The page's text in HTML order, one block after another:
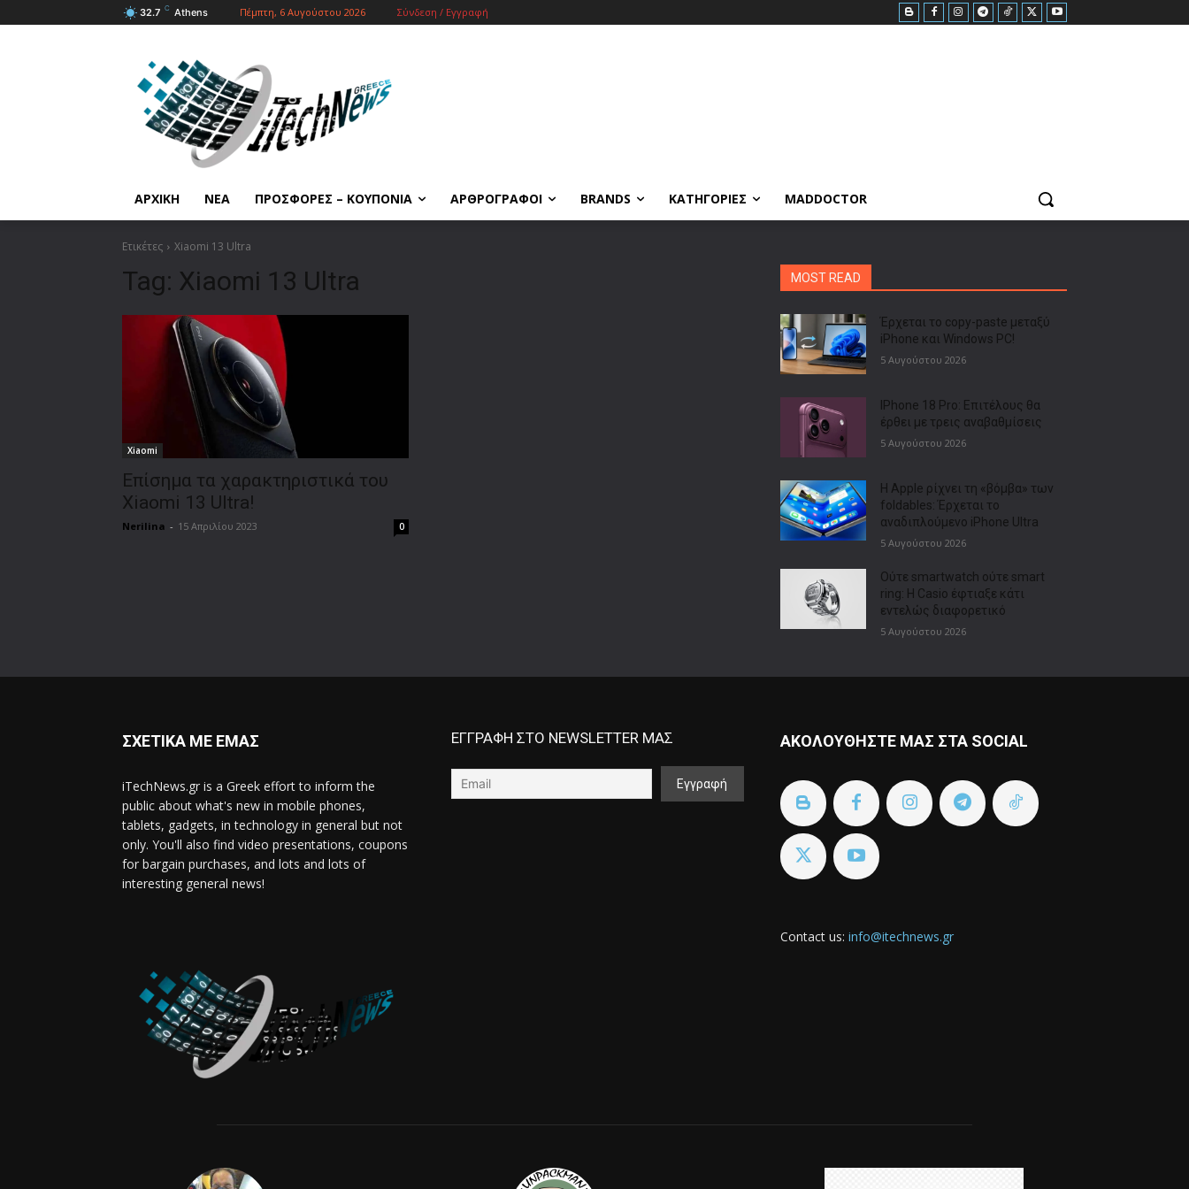
32.7 C Athens Πέμπτη, 6 Αυγούστου 2026 Σύνδεση / Εγγραφή
ΑΡΧΙΚΗ ΝΕΑ ΠΡΟΣΦΟΡΕΣ – ΚΟΥΠΟΝΙΑ ΑΡΘΡΟΓΡΑΦΟΙ BRANDS ΚΑΤΗΓΟΡΙΕΣ MADDOCTOR
Ετικέτες Χiaomi 13 Ultra
Tag: Χiaomi 13 Ultra
Xiaomi
Επίσημα τα χαρακτηριστικά του
Χiaomi 13 Ultra!
Nerilina - 15 Απριλίου 2023 0
MOST READ
Έρχεται το copy-paste μεταξύ
iPhone και Windows PC!
5 Αυγούστου 2026
IPhone 18 Pro: Επιτέλους θα
έρθει με τρεις αναβαθμίσεις
5 Αυγούστου 2026
Η Apple ρίχνει τη «βόμβα» των
foldables: Έρχεται το
αναδιπλούμενο iPhone Ultra
5 Αυγούστου 2026
Ούτε smartwatch ούτε smart
ring: Η Casio έφτιαξε κάτι
εντελώς διαφορετικό
5 Αυγούστου 2026
ΣΧΕΤΙΚΑ ΜΕ ΕΜΑΣ
iTechNews.gr is a Greek effort to inform the
public about what's new in mobile phones,
tablets, gadgets, in technology in general but not
only. You'll also find video presentations, coupons
for bargain purchases, and lots and lots of
interesting general news!
ΕΓΓΡΑΦΗ ΣΤΟ NEWSLETTER ΜΑΣ ΑΚΟΛΟΥΘΗΣΤΕ ΜΑΣ ΣΤΑ SOCIAL
Contact us: info@itechnews.gr